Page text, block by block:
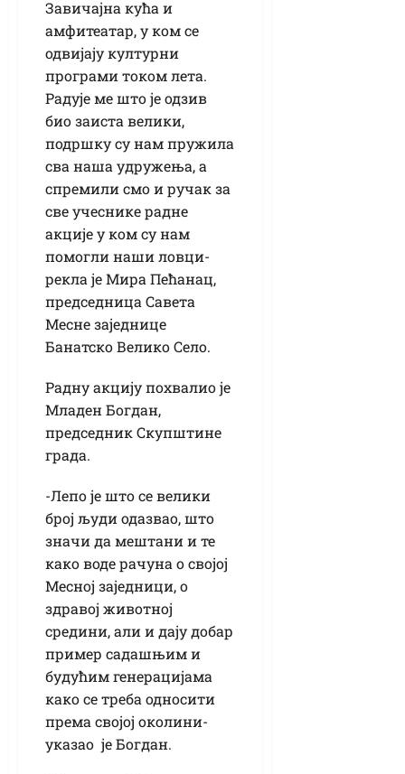
Завичајна кућа и
амфитеатар, у ком се
одвијају културни
програми током лета.
Радује ме што је одзив
био заиста велики,
подршку су нам пружила
сва наша удружења, а
спремили смо и ручак за
све учеснике радне
акције у ком су нам
помогли наши ловци-
рекла је Мира Пећанац,
председница Савета
Месне заједнице
Банатско Велико Село.
Радну акцију похвалио је
Младен Богдан,
председник Скупштине
града.
-Лепо је што се велики
број људи одазвао, што
значи да мештани и те
како воде рачуна о својој
Месној заједници, о
здравој животној
средини, али и дају добар
пример садашњим и
будућим генерацијама
како се треба односити
према својој околини-
указао је Богдан.